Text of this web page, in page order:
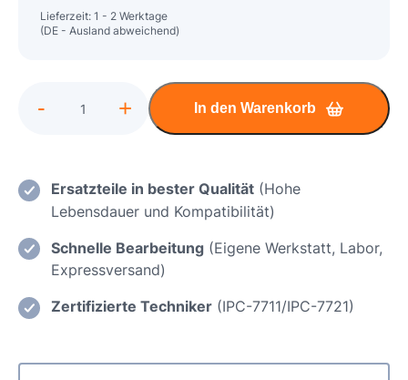
Lieferzeit: 1 - 2 Werktage
(DE - Ausland abweichend)
Dell
Akkutausch,
Einsatz
neuen
Batterie
Menge
- + In den Warenkorb
Ersatzteile in bester Qualität (Hohe
Lebensdauer und Kompatibilität)
Schnelle Bearbeitung (Eigene Werkstatt, Labor,
Expressversand)
Zertifizierte Techniker (IPC-7711/IPC-7721)